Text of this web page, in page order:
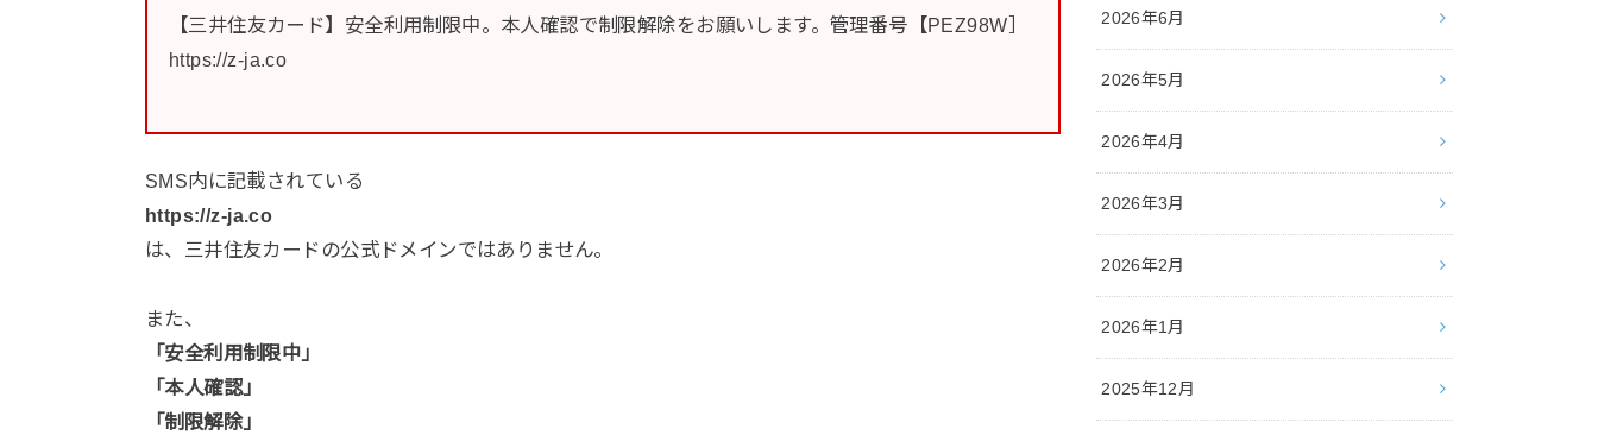
【三井住友カード】安全利用制限中。本人確認で制限解除をお願いします。管理番号【PEZ98W］
https://z-ja.co
SMS内に記載されている
https://z-ja.co
は、三井住友カードの公式ドメインではありません。
また、
「安全利用制限中」
「本人確認」
「制限解除」
2026年6月
2026年5月
2026年4月
2026年3月
2026年2月
2026年1月
2025年12月